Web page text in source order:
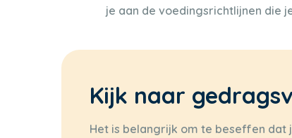
je aan de voedingsrichtlijnen die
Kijk naar
Het is belangrijk om te beseffen